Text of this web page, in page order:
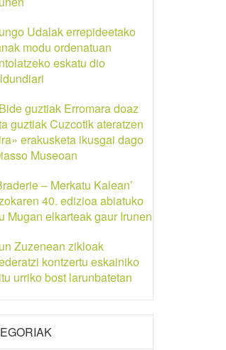
Udalak errepideetako
modu ordenatuan
eskatu dio
guztiak Erromara doaz
guztiak Cuzcotik ateratzen
erakusketa ikusgai dago
Museoan
– Merkatu Kalean’
40. edizioa abiatuko
Mugan elkarteak gaur Irunen
Zuzenean zikloak
kontzertu eskainiko
urriko bost larunbatetan